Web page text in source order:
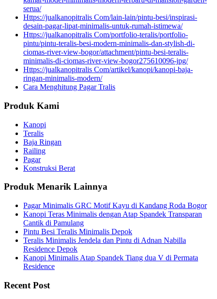
serua/
Https://jualkanopitralis Com/lain-lain/pintu-besi/inspirasi-
desain-pagar-lipat-minimalis-untuk-rumah-istimewa/
Https://jualkanopitralis Com/portfolio-teralis/portfolio-
pintu/pintu-teralis-besi-modern-minimalis-dan-stylish-di-
ciomas-river-view-bogor/attachment/pintu-besi-teralis-
minimalis-di-ciomas-river-view-bogor275610096-jpg/
Https://jualkanopitralis Com/artikel/kanopi/kanopi-baja-
ringan-minimalis-modern/
Cara Menghitung Pagar Tralis
Produk Kami
Kanopi
Teralis
Baja Ringan
Railing
Pagar
Konstruksi Berat
Produk Menarik Lainnya
Pagar Minimalis GRC Motif Kayu di Kandang Roda Bogor
Kanopi Teras Minimalis dengan Atap Spandek Transparan
Cantik di Pamulang
Pintu Besi Teralis Minimalis Depok
Teralis Minimalis Jendela dan Pintu di Adnan Nabilla
Residence Depok
Kanopi Minimalis Atap Spandek Tiang dua V di Permata
Residence
Recent Post